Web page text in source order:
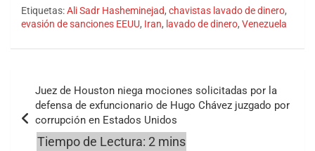
Etiquetas:Ali Sadr Hasheminejad, chavistas lavado de dinero,
evasión de sanciones EEUU, Iran, lavado de dinero, Venezuela
entradas
Juez de Houston niega mociones solicitadas por la
defensa de exfuncionario de Hugo Chávez juzgado por
corrupción en Estados Unidos